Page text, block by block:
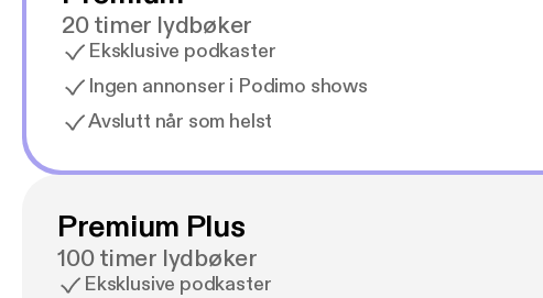
20 timer lydbøker
Eksklusive podkaster
Ingen annonser i Podimo shows
Avslutt når som helst
Premium Plus
100 timer lydbøker
Eksklusive podkaster